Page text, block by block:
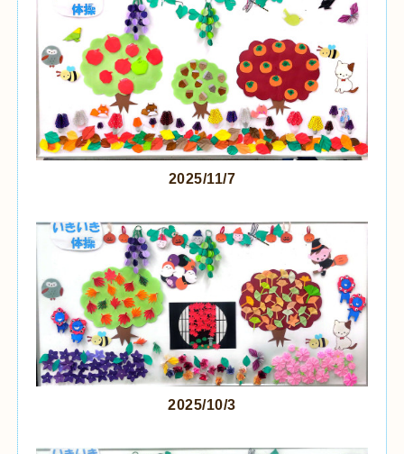
2025/11/7
2025/10/3